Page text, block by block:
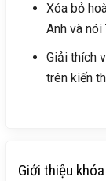
Xóa bỏ
Anh và
Giải thích
trên kiến
Giới thiệu